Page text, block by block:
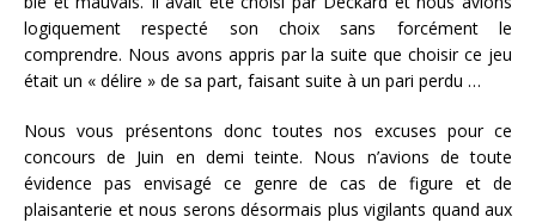
logiquement respecté son choix sans forcément le
comprendre. Nous avons appris par la suite que choisir ce jeu
était un « délire » de sa part, faisant suite à un pari perdu …
Nous vous présentons donc toutes nos excuses pour ce
concours de Juin en demi teinte. Nous n’avions de toute
évidence pas envisagé ce genre de cas de figure et de
plaisanterie et nous serons désormais plus vigilants quand aux